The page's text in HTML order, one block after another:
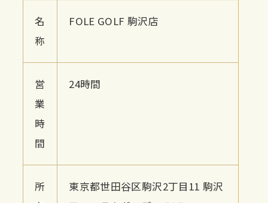
名
称
FOLE GOLF 駒沢店
営
業
時
間
24時間
所
東京都世田谷区駒沢2丁目11 駒沢